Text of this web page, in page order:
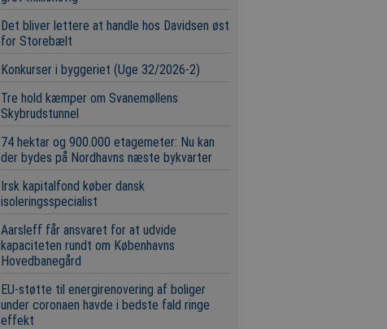
Det bliver lettere at handle hos Davidsen øst
for Storebælt
Konkurser i byggeriet (Uge 32/2026-2)
Tre hold kæmper om Svanemøllens
Skybrudstunnel
74 hektar og 900.000 etagemeter: Nu kan
der bydes på Nordhavns næste bykvarter
Irsk kapitalfond køber dansk
isoleringsspecialist
Aarsleff får ansvaret for at udvide
kapaciteten rundt om Københavns
Hovedbanegård
EU-støtte til energirenovering af boliger
under coronaen havde i bedste fald ringe
effekt